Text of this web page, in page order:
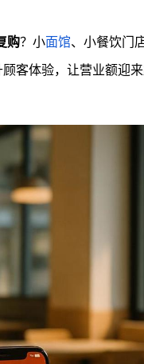
购？小面馆、小餐饮门
客体验，让营业额迎